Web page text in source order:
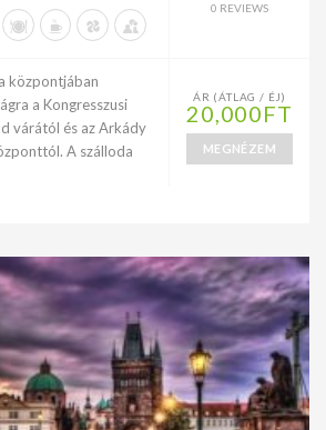
0 REVIEWS
központjában
a Kongresszusi
várától és az Arkády
A szálloda
ÁR (ÁTLAG / ÉJ)
20,000FT
MEGNÉZEM